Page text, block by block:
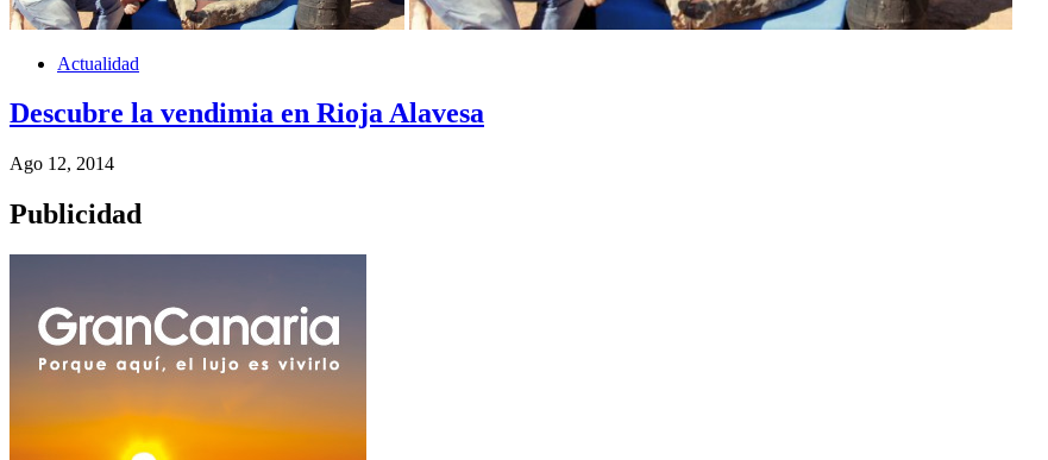
Actualidad
Descubre la vendimia en Rioja Alavesa
Ago 12, 2014
Publicidad